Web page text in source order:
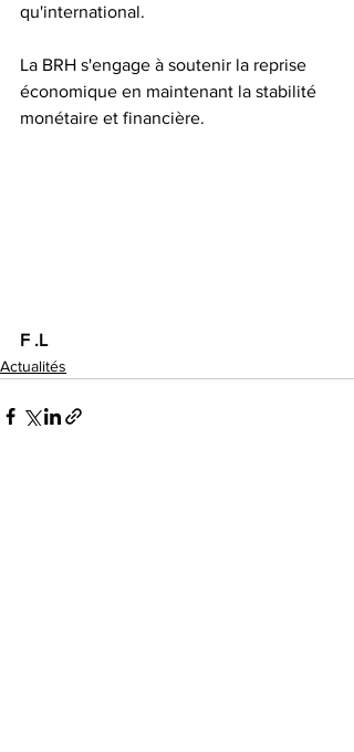
qu'international.
La BRH s'engage à soutenir la reprise
économique en maintenant la stabilité
monétaire et financière.
F .L
Actualités